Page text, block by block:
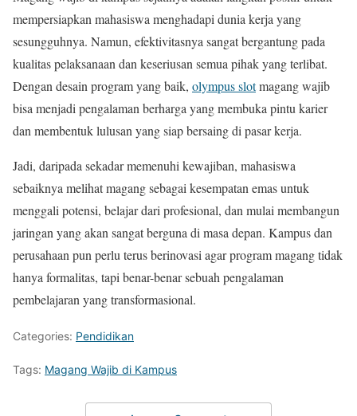
mempersiapkan mahasiswa menghadapi dunia kerja yang
sesungguhnya. Namun, efektivitasnya sangat bergantung pada
kualitas pelaksanaan dan keseriusan semua pihak yang terlibat.
Dengan desain program yang baik, olympus slotmagang wajib
bisa menjadi pengalaman berharga yang membuka pintu karier
dan membentuk lulusan yang siap bersaing di pasar kerja.
Jadi, daripada sekadar memenuhi kewajiban, mahasiswa
sebaiknya melihat magang sebagai kesempatan emas untuk
menggali potensi, belajar dari profesional, dan mulai membangun
jaringan yang akan sangat berguna di masa depan. Kampus dan
perusahaan pun perlu terus berinovasi agar program magang tidak
hanya formalitas, tapi benar-benar sebuah pengalaman
pembelajaran yang transformasional.
Categories: Pendidikan
Tags: Magang Wajib di Kampus